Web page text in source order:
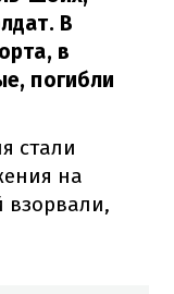
В
в
погибли
стали
на
взорвали,